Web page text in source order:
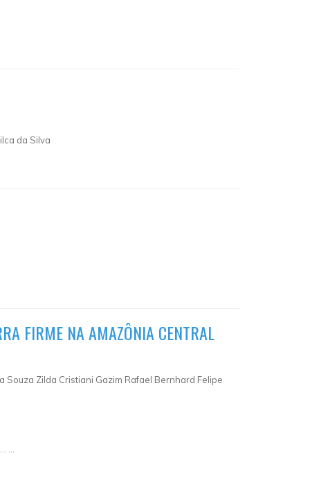
da Silva
FIRME NA AMAZÔNIA CENTRAL
Souza Zilda Cristiani Gazim Rafael Bernhard Felipe